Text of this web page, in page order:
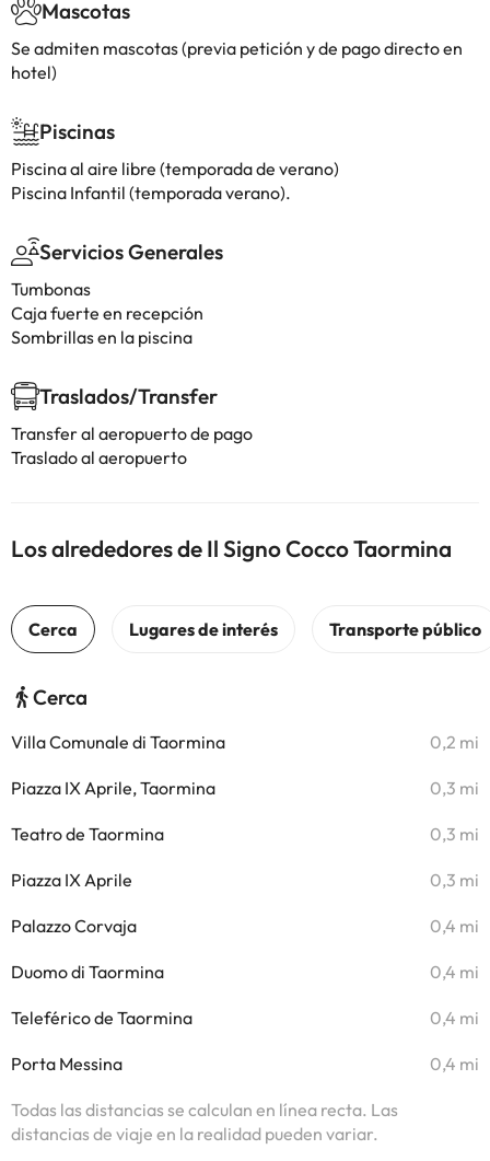
Mascotas
Se admiten mascotas (previa petición y de pago directo en
hotel)
Piscinas
Piscina al aire libre (temporada de verano)
Piscina Infantil (temporada verano).
Servicios Generales
Tumbonas
Caja fuerte en recepción
Sombrillas en la piscina
Traslados/Transfer
Transfer al aeropuerto de pago
Traslado al aeropuerto
Los alrededores de Il Signo Cocco Taormina
Cerca
Villa Comunale di Taormina 0,2 mi
Piazza IX Aprile, Taormina 0,3 mi
Teatro de Taormina 0,3 mi
Piazza IX Aprile 0,3 mi
Palazzo Corvaja 0,4 mi
Duomo di Taormina 0,4 mi
Teleférico de Taormina 0,4 mi
Porta Messina 0,4 mi
Todas las distancias se calculan en línea recta. Las
distancias de viaje en la realidad pueden variar.